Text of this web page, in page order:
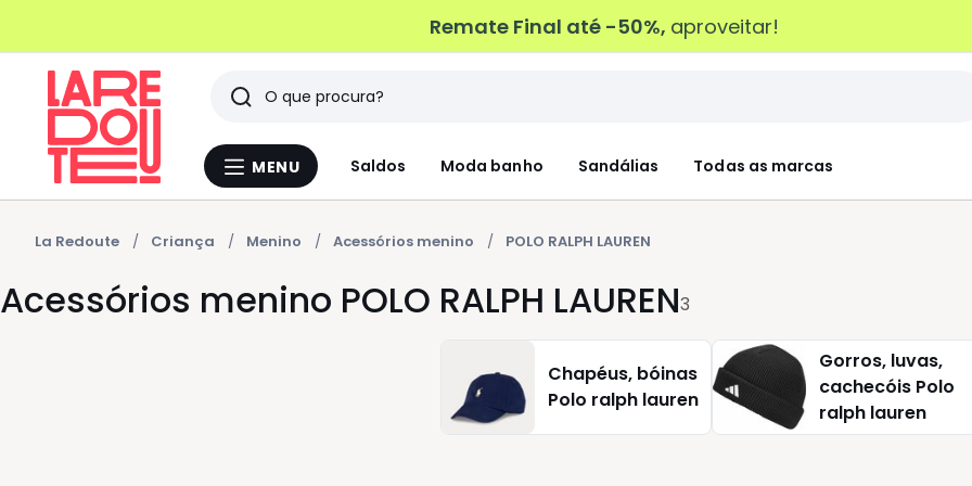
Remate Final até -50%, aproveitar!
Menu
MENU Saldos Moda banho Sandálias Todas as marcas
Pesquisar
Últimos
artigos
vistos
La Redoute Criança Menino Acessórios menino POLO RALPH LAUREN
Acessórios menino POLO RALPH LAUREN3
Chapéus, bóinas
Polo ralph lauren
Gorros, luvas,
cachecóis Polo
ralph lauren